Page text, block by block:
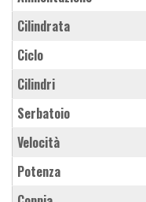
Cilindrata
Ciclo
Cilindri
Serbatoio
Velocità
Potenza